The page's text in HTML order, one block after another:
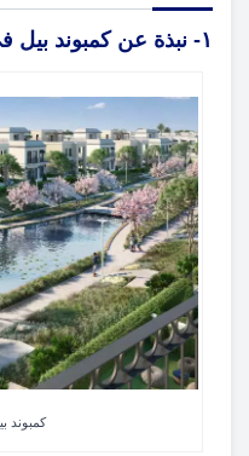
١- نبذة عن كمبوند بيل في الشيخ زايد:
كمبوند